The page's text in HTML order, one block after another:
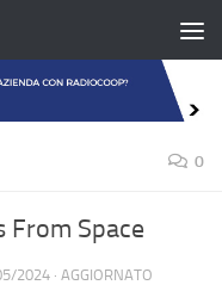
0
From Space
2024 · AGGIORNATO